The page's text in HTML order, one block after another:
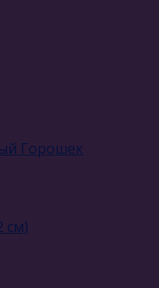
Горошек
см)